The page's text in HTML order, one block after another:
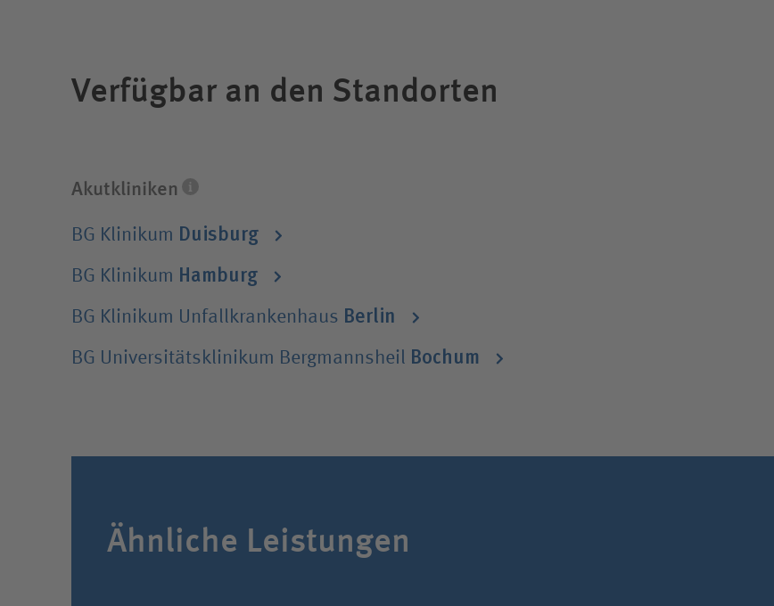
Verfügbar an den Standorten
Die Akutkliniken unserer Unternehmensgruppe sind spezialisiert auf alle chirurgischen
Fachdisziplinen und eine integrierte Rehabilitation. Sie behandeln jeden Patienten, die
Akutkliniken
BG Klinikum Duisburg
BG Klinikum Hamburg
BG Klinikum Unfallkrankenhaus Berlin
BG Universitätsklinikum Bergmannsheil Bochum
Ähnliche Leistungen